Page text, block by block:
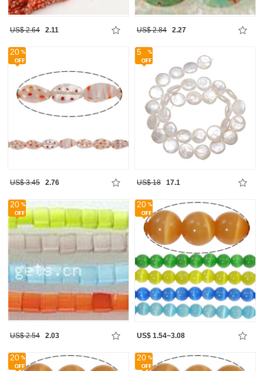
US$ 2.64 2.11 US$ 2.84 2.27
20
US$ 3.45 2.76
5
US$ 18 17.1
20
US$ 2.54 2.03
20
US$ 1.54~3.08
20 20